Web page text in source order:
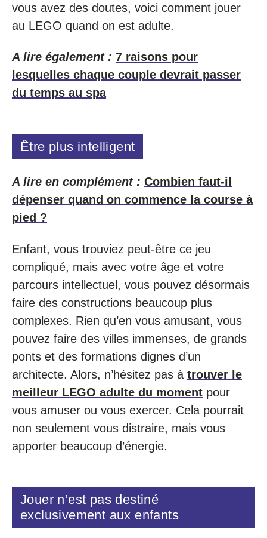
vous avez des doutes, voici comment jouer
au LEGO quand on est adulte.
A lire également : 7 raisons pour
lesquelles chaque couple devrait passer
du temps au spa
Être plus intelligent
A lire en complément : Combien faut-il
dépenser quand on commence la course à
pied ?
Enfant, vous trouviez peut-être ce jeu
compliqué, mais avec votre âge et votre
parcours intellectuel, vous pouvez désormais
faire des constructions beaucoup plus
complexes. Rien qu’en vous amusant, vous
pouvez faire des villes immenses, de grands
ponts et des formations dignes d’un
architecte. Alors, n’hésitez pas à trouver le
meilleur LEGO adulte du moment pour
vous amuser ou vous exercer. Cela pourrait
non seulement vous distraire, mais vous
apporter beaucoup d’énergie.
Jouer n’est pas destiné
exclusivement aux enfants